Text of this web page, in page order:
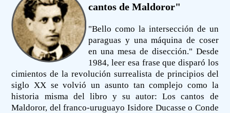
cantos de Maldoror"
"Bello como la intersección de un
paraguas y una máquina de coser
en una mesa de disección." Desde
1984, leer esa frase que disparó los
cimientos de la revolución surrealista de principios del
siglo XX se volvió un asunto tan complejo como la
historia misma del libro y su autor: Los cantos de
Maldoror, del franco-uruguayo Isidore Ducasse o Conde